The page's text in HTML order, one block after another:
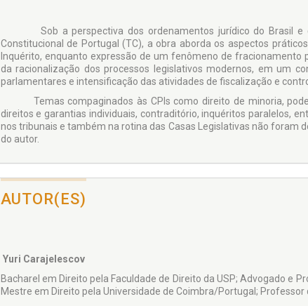
Sob a perspectiva dos ordenamentos jurídico do Brasil e
Constitucional de Portugal (TC), a obra aborda os aspectos
Inquérito, enquanto expressão de um fenômeno de
da racionalização dos processos legislativos modernos, em um
parlamentares e intensificação das atividades de fiscalização e
Temas compaginados às CPIs como direito de minoria,
direitos e garantias individuais, contraditório, inquéritos paralelos,
nos tribunais e também na rotina das Casas Legislativas não
do autor.
AUTOR(ES)
Yuri Carajelescov
Bacharel em Direito pela Faculdade de Direito da USP; Advogado e
Mestre em Direito pela Universidade de Coimbra/Portugal; Professor